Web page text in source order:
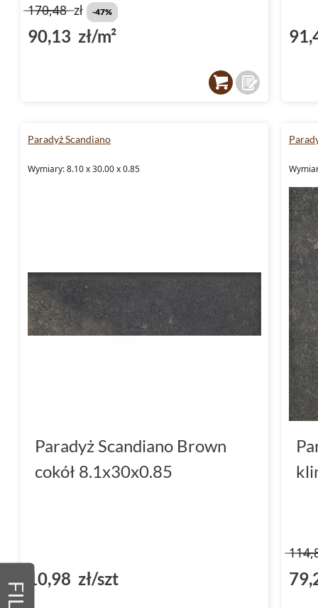
170,48zł -47%
90,13 zł/m²
Paradyż Scandiano
Wymiary: 8.10 x 30.00 x 0.85
Paradyż Scandiano Brown
cokół 8.1x30x0.85
10,98 zł/szt